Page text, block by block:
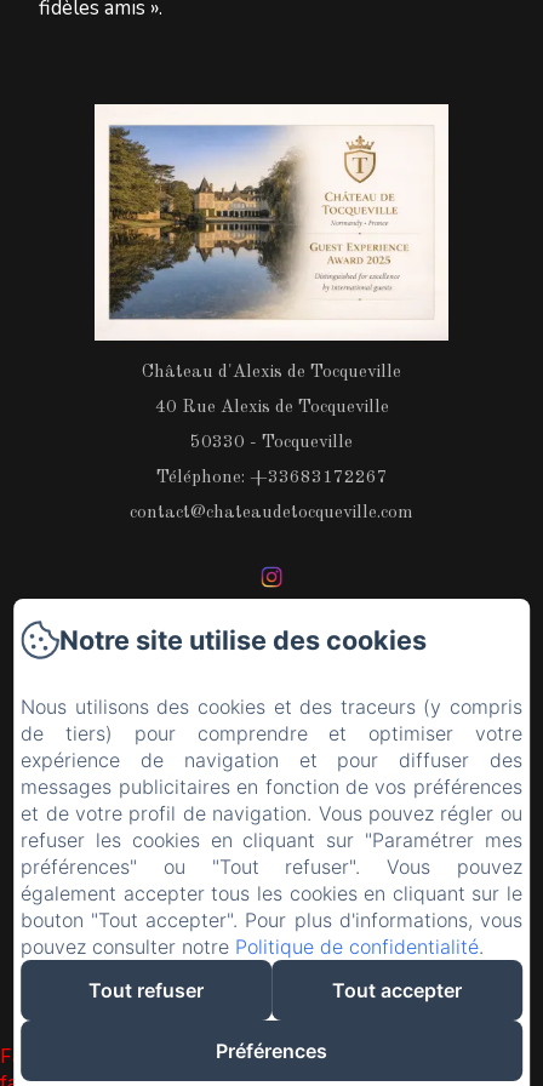
fidèles amis ».
Château d'Alexis de Tocqueville
40 Rue Alexis de Tocqueville
50330 - Tocqueville
Téléphone: +33683172267
contact@chateaudetocqueville.com
Les chambres
La région
Le château
Contact
EN FR
Créé par Amenitiz
Failed to load BookingEngine/index: Loading chunk 1322
Notre site utilise des cookies
Nous utilisons des cookies et des traceurs (y compris
de tiers) pour comprendre et optimiser votre
expérience de navigation et pour diffuser des
messages publicitaires en fonction de vos préférences
et de votre profil de navigation. Vous pouvez régler ou
refuser les cookies en cliquant sur "Paramétrer mes
préférences" ou "Tout refuser". Vous pouvez
également accepter tous les cookies en cliquant sur le
bouton "Tout accepter". Pour plus d'informations, vous
pouvez consulter notre Politique de confidentialité.
Tout refuser
Tout accepter
Préférences